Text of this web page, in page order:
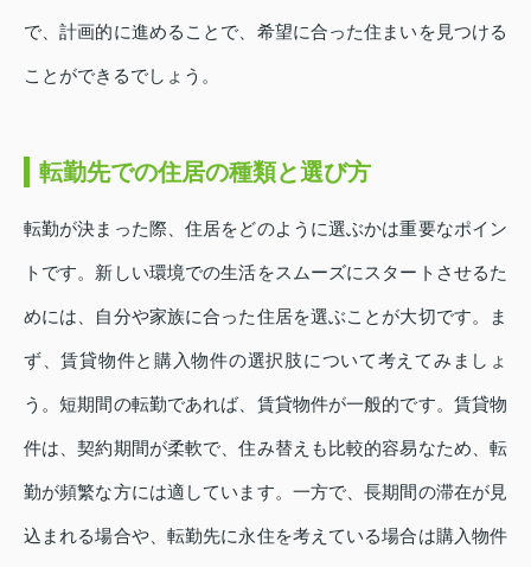
で、計画的に進めることで、希望に合った住まいを見つける
ことができるでしょう。
転勤先での住居の種類と選び方
転勤が決まった際、住居をどのように選ぶかは重要なポイン
トです。新しい環境での生活をスムーズにスタートさせるた
めには、自分や家族に合った住居を選ぶことが大切です。ま
ず、賃貸物件と購入物件の選択肢について考えてみましょ
う。短期間の転勤であれば、賃貸物件が一般的です。賃貸物
件は、契約期間が柔軟で、住み替えも比較的容易なため、転
勤が頻繁な方には適しています。一方で、長期間の滞在が見
込まれる場合や、転勤先に永住を考えている場合は購入物件